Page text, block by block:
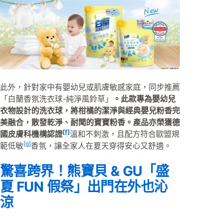
此外，針對家中有嬰幼兒或肌膚敏感家庭，同步推薦
「白蘭香氛洗衣球-純淨風鈴草」
。此款專為嬰幼兒
衣物設計的洗衣球，將柑橘的潔淨與經典嬰兒粉香完
美融合，散發乾淨、耐聞的寶寶粉香。產品亦榮獲德
國皮膚科機構認證[f]溫和不刺激，且配方符合歐盟規
範低敏[g]香氛，讓全家人在夏天穿得安心又舒適。
驚喜跨界！熊寶貝 & GU「盛
夏 FUN 假祭」出門在外也沁
涼